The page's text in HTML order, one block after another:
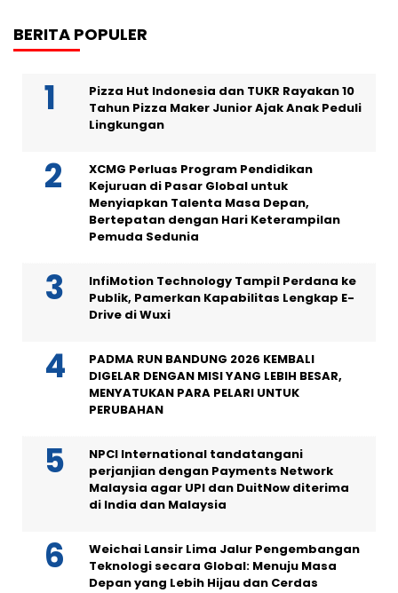
BERITA POPULER
Pizza Hut Indonesia dan TUKR Rayakan 10
Tahun Pizza Maker Junior Ajak Anak Peduli
Lingkungan
XCMG Perluas Program Pendidikan
Kejuruan di Pasar Global untuk
Menyiapkan Talenta Masa Depan,
Bertepatan dengan Hari Keterampilan
Pemuda Sedunia
InfiMotion Technology Tampil Perdana ke
Publik, Pamerkan Kapabilitas Lengkap E-
Drive di Wuxi
PADMA RUN BANDUNG 2026 KEMBALI
DIGELAR DENGAN MISI YANG LEBIH BESAR,
MENYATUKAN PARA PELARI UNTUK
PERUBAHAN
NPCI International tandatangani
perjanjian dengan Payments Network
Malaysia agar UPI dan DuitNow diterima
di India dan Malaysia
Weichai Lansir Lima Jalur Pengembangan
Teknologi secara Global: Menuju Masa
Depan yang Lebih Hijau dan Cerdas